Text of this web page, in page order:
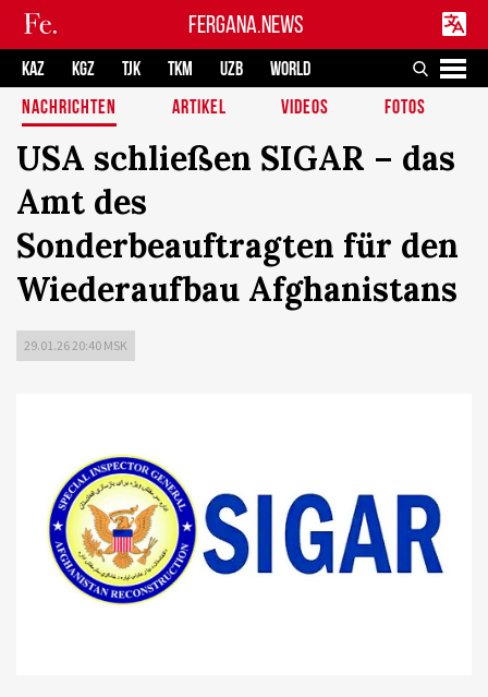
FERGANA.NEWS
KAZ KGZ TJK TKM UZB
WORLD
NACHRICHTEN
ARTIKEL VIDEOS FOTOS
USA schließen SIGAR – das
Amt des
Sonderbeauftragten für den
Wiederaufbau Afghanistans
29.01.26 20:40 MSK